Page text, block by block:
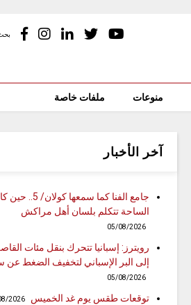
منوعات ملفات خاصة
آخر الأخبار
جامع الفنا كما سمعها
الساحة تتكلم بلسان أهل مراكش
05/08/2026
رويترز: إسبانيا تتحرك بنقل مئات
إلى البر الإسباني لتخفيف الضغط عن
05/08/2026
توقعات طقس يوم غد الخميس 2026